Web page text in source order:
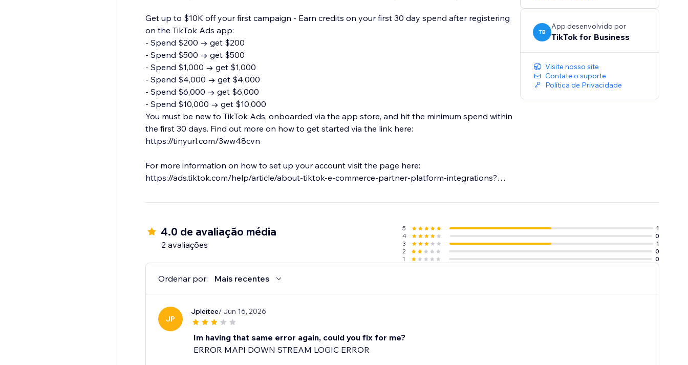
Get up to $10K off your first campaign - Earn credits on your first 30 day spend after registering
on the TikTok Ads app:
- Spend $200 → get $200
- Spend $500 → get $500
- Spend $1,000 → get $1,000
- Spend $4,000 → get $4,000
- Spend $6,000 → get $6,000
- Spend $10,000 → get $10,000
You must be new to TikTok Ads, onboarded via the app store, and hit the minimum spend within
the first 30 days. Find out more on how to get started via the link here:
https://tinyurl.com/3ww48cvn
For more information on how to set up your account visit the page here:
https://ads.tiktok.com/help/article/about-tiktok-e-commerce-partner-platform-integrations?
TB
App desenvolvido por
TikTok for Business
Visite nosso site
Contate o suporte
Política de Privacidade
4.0 de avaliação média
2 avaliações
5
1
4
0
3
1
2
0
1
0
Ordenar por: Mais recentes
JP
Jpleitee/ Jun 16, 2026
Im having that same error again, could you fix for me?
ERROR MAPI DOWN STREAM LOGIC ERROR